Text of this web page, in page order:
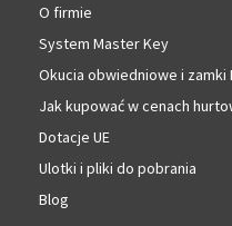
O firmie
System Master Key
Okucia obwiedniowe i zamki
Jak kupować w cenach
Dotacje UE
Ulotki i pliki do pobrania
Blog